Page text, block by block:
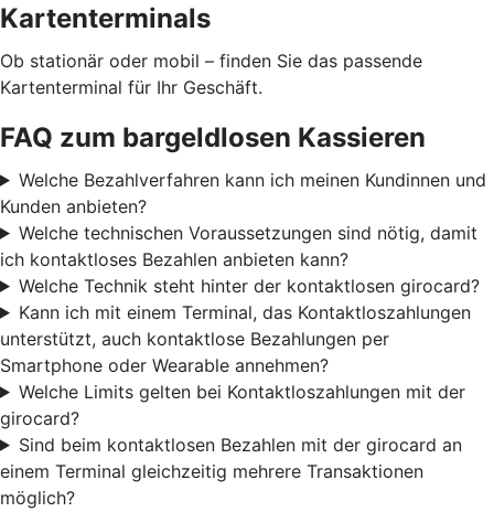
Kartenterminals
Ob stationär oder mobil – finden Sie das passende
Kartenterminal für Ihr Geschäft.
FAQ zum bargeldlosen Kassieren
Welche Bezahlverfahren kann ich meinen Kundinnen und
Kunden anbieten?
Welche technischen Voraussetzungen sind nötig, damit
ich kontaktloses Bezahlen anbieten kann?
Welche Technik steht hinter der kontaktlosen girocard?
Kann ich mit einem Terminal, das Kontaktloszahlungen
unterstützt, auch kontaktlose Bezahlungen per
Smartphone oder Wearable annehmen?
Welche Limits gelten bei Kontaktloszahlungen mit der
girocard?
Sind beim kontaktlosen Bezahlen mit der girocard an
einem Terminal gleichzeitig mehrere Transaktionen
möglich?